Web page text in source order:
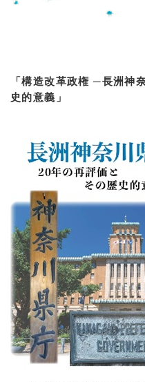
「構造改革政権 ─長洲神
史的意義」